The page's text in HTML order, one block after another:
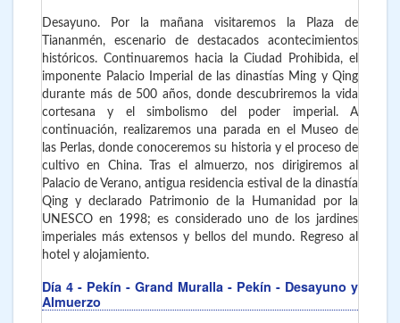
Desayuno. Por la mañana visitaremos la Plaza de
Tiananmén, escenario de destacados acontecimientos
históricos. Continuaremos hacia la Ciudad Prohibida, el
imponente Palacio Imperial de las dinastías Ming y Qing
durante más de 500 años, donde descubriremos la vida
cortesana y el simbolismo del poder imperial. A
continuación, realizaremos una parada en el Museo de
las Perlas, donde conoceremos su historia y el proceso de
cultivo en China. Tras el almuerzo, nos dirigiremos al
Palacio de Verano, antigua residencia estival de la dinastía
Qing y declarado Patrimonio de la Humanidad por la
UNESCO en 1998; es considerado uno de los jardines
imperiales más extensos y bellos del mundo. Regreso al
hotel y alojamiento.
Día 4 - Pekín - Grand Muralla - Pekín - Desayuno y
Almuerzo